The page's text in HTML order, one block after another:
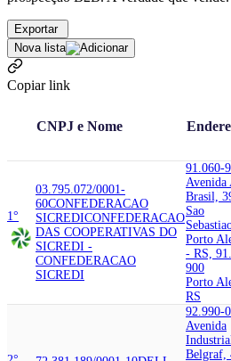
Exportar
Nova lista
Copiar link
CNPJ e Nome
1°
03.795.072/0001-
60CONFEDERACAO
SICREDICONFEDERACAO
DAS COOPERATIVAS DO
SICREDI -
CONFEDERACAO
SICREDI
91.060-
Avenida
Brasil,
Sao
Porto
- RS,
900
Porto
RS
92.990-
Avenida
Belgraf,